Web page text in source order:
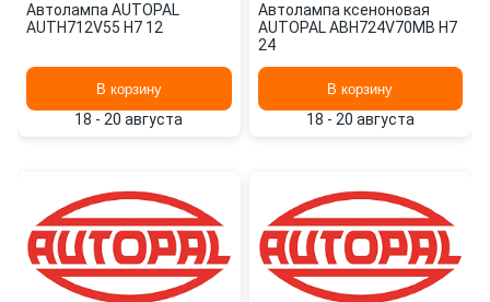
Автолампа AUTOPAL
AUTH712V55 H7 12
В корзину
18 - 20 августа
Автолампа ксеноновая
AUTOPAL ABH724V70MB H7
24
В корзину
18 - 20 августа